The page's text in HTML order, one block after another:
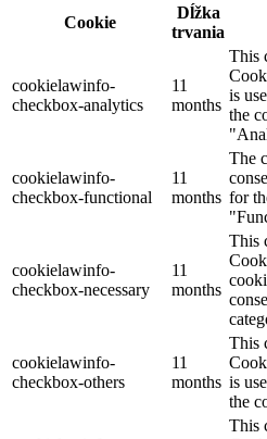
Cookie
Dĺžka
trvania
cookielawinfo-
checkbox-analytics
11
months
This
is
the
cookielawinfo-
checkbox-functional
11
months
The
for
cookielawinfo-
checkbox-necessary
11
months
This
cookielawinfo-
checkbox-others
11
months
This
is
the
This